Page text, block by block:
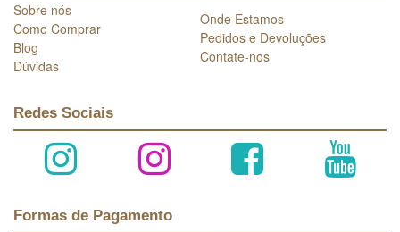
Sobre nós
Como Comprar
Blog
Dúvidas
Onde Estamos
Pedidos e Devoluções
Contate-nos
Redes Sociais
Formas de Pagamento